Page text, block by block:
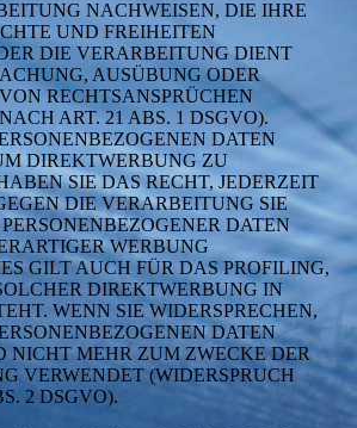
NACHWEISEN, DIE IHRE
UND FREIHEITEN
DIE VERARBEITUNG DIENT
AUSÜBUNG ODER
RECHTSANSPRÜCHEN
ART. 21 ABS. 1 DSGVO).
DATEN
DIREKTWERBUNG ZU
SIE DAS RECHT, JEDERZEIT
DIE VERARBEITUNG SIE
DATEN
WERBUNG
GILT AUCH FÜR DAS PROFILING,
DIREKTWERBUNG IN
WENN SIE WIDERSPRECHEN,
DATEN
NICHT MEHR ZUM ZWECKE DER
VERWENDET (WIDERSPRUCH
2 DSGVO).